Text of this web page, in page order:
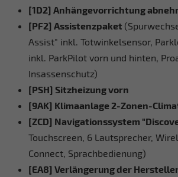
[1D2] Anhängevorrichtung
[PF2] Assistenzpaket
Assist" inkl. Totwinkelsensor,
inkl. ParkPilot vorn und hinten,
Insassenschutz)
[PSH] Sitzheizung vorn
[9AK] Klimaanlage 2-Zonen-
[ZCD] Navigationssystem
Touchscreen, 6 Lautsprecher,
Connect, Sprachbedienung)
[EA8] Verlängerung der